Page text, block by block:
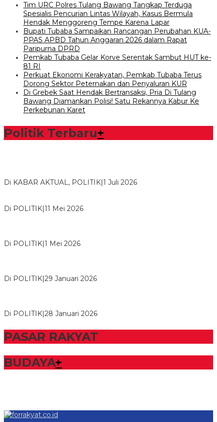
Tim URC Polres Tulang Bawang Tangkap Terduga
Spesialis Pencurian Lintas Wilayah, Kasus Bermula
Hendak Menggoreng Tempe Karena Lapar
Bupati Tubaba Sampaikan Rancangan Perubahan KUA-
PPAS APBD Tahun Anggaran 2026 dalam Rapat
Paripurna DPRD
Pemkab Tubaba Gelar Korve Serentak Sambut HUT ke-
81 RI
Perkuat Ekonomi Kerakyatan, Pemkab Tubaba Terus
Dorong Sektor Peternakan dan Penyaluran KUR
Di Grebek Saat Hendak Bertransaksi, Pria Di Tulang
Bawang Diamankan Polisi! Satu Rekannya Kabur Ke
Perkebunan Karet
Politik Terbaru+
Di KABAR AKTUAL, POLITIK|1 Juli 2026
Di POLITIK|11 Mei 2026
Di POLITIK|1 Mei 2026
Di POLITIK|29 Januari 2026
Di POLITIK|28 Januari 2026
PASAR RAKYAT
BUDAYA+